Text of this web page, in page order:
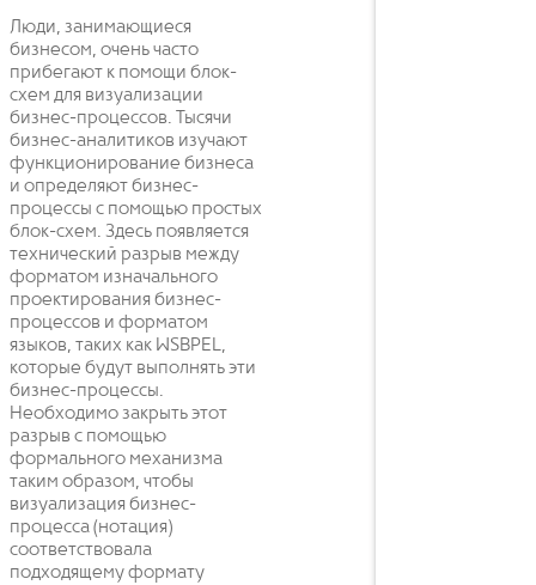
Люди, занимающиеся
бизнесом, очень часто
прибегают к помощи блок-
схем для визуализации
бизнес-процессов. Тысячи
бизнес-аналитиков изучают
функционирование бизнеса
и определяют бизнес-
процессы с помощью простых
блок-схем. Здесь появляется
технический разрыв между
форматом изначального
проектирования бизнес-
процессов и форматом
языков, таких как WSBPEL,
которые будут выполнять эти
бизнес-процессы.
Необходимо закрыть этот
разрыв с помощью
формального механизма
таким образом, чтобы
визуализация бизнес-
процесса (нотация)
соответствовала
подходящему формату